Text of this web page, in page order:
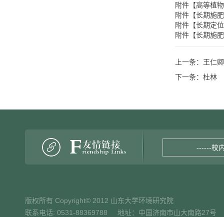
附件【高等植
附件【长期施
附件【长期定
附件【长期施
上一条： 王仁卿
下一条： 杜林
------校
版权所有 Copyright© 2012 山东大学环境研究院
联系电话: 0531-88369788 地址：中国济南市山大南路27号